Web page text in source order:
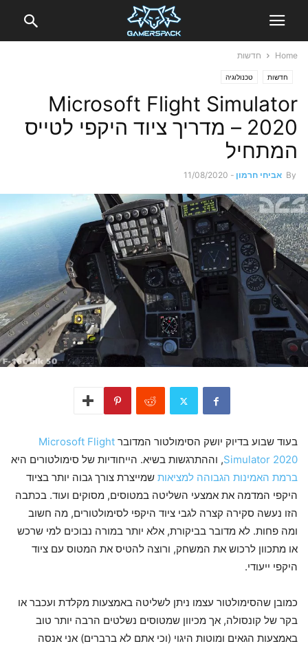
Home חדשות
חדשות טכנולוגיה
Microsoft Flight Simulator
2020 – מדריך ציוד היקפי לטייס
המתחיל
By אביחי חרמון -
11/08/2020
בעוד שבוע בדיוק יושק הסימולטור המדובר Microsoft Flight
Simulator 2020, וההתרגשות בשיא. הייחודיות של סימולטורים היא
ברמת האמינות הגבוהה למציאות שמייצרת צורך גבוה יותר בציוד
היקפי המדמה את אמצעי השליטה במטוסים, מסוקים ועוד. בכתבה
הזו נעשה סקירה קצרה לגבי ציוד היקפי לסימולטורים, מה חשוב
ומה פחות. לא מדובר בביקורת, אלא יותר במורה נבוכים למי שרכש
או מתכוון לרכוש את המשחק, ורוצה להטיס את המטוס עם ציוד
היקפי ייעודי.
כמובן שהסימולטור עצמו ניתן לשליטה באמצעות מקלדת ועכבר או
בקר של קונסולה, אך מכיוון שמטוסים נשלטים הרבה יותר טוב
באמצעות הגאים ומוטות היגוי (וכי אתם לא ברברים) אני אנסה